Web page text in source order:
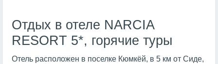
Отдых в отеле NARCIA
RESORT 5*, горячие туры
Отель расположен в поселке Кюмкёй, в 5 км от Сиде,